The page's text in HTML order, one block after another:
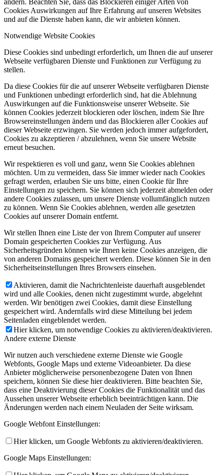
ändern. Beachten Sie, dass das Blockieren einiger Arten von
Cookies Auswirkungen auf Ihre Erfahrung auf unseren Websites
und auf die Dienste haben kann, die wir anbieten können.
Notwendige Website Cookies
Diese Cookies sind unbedingt erforderlich, um Ihnen die auf unserer
Webseite verfügbaren Dienste und Funktionen zur Verfügung zu
stellen.
Da diese Cookies für die auf unserer Webseite verfügbaren Dienste
und Funktionen unbedingt erforderlich sind, hat die Ablehnung
Auswirkungen auf die Funktionsweise unserer Webseite. Sie
können Cookies jederzeit blockieren oder löschen, indem Sie Ihre
Browsereinstellungen ändern und das Blockieren aller Cookies auf
dieser Webseite erzwingen. Sie werden jedoch immer aufgefordert,
Cookies zu akzeptieren / abzulehnen, wenn Sie unsere Website
erneut besuchen.
Wir respektieren es voll und ganz, wenn Sie Cookies ablehnen
möchten. Um zu vermeiden, dass Sie immer wieder nach Cookies
gefragt werden, erlauben Sie uns bitte, einen Cookie für Ihre
Einstellungen zu speichern. Sie können sich jederzeit abmelden oder
andere Cookies zulassen, um unsere Dienste vollumfänglich nutzen
zu können. Wenn Sie Cookies ablehnen, werden alle gesetzten
Cookies auf unserer Domain entfernt.
Wir stellen Ihnen eine Liste der von Ihrem Computer auf unserer
Domain gespeicherten Cookies zur Verfügung. Aus
Sicherheitsgründen können wie Ihnen keine Cookies anzeigen, die
von anderen Domains gespeichert werden. Diese können Sie in den
Sicherheitseinstellungen Ihres Browsers einsehen.
Aktivieren, damit die Nachrichtenleiste dauerhaft ausgeblendet
wird und alle Cookies, denen nicht zugestimmt wurde, abgelehnt
werden. Wir benötigen zwei Cookies, damit diese Einstellung
gespeichert wird. Andernfalls wird diese Mitteilung bei jedem
Seitenladen eingeblendet werden.
Hier klicken, um notwendige Cookies zu aktivieren/deaktivieren.
Andere externe Dienste
Wir nutzen auch verschiedene externe Dienste wie Google
Webfonts, Google Maps und externe Videoanbieter. Da diese
Anbieter möglicherweise personenbezogene Daten von Ihnen
speichern, können Sie diese hier deaktivieren. Bitte beachten Sie,
dass eine Deaktivierung dieser Cookies die Funktionalität und das
Aussehen unserer Webseite erheblich beeinträchtigen kann. Die
Änderungen werden nach einem Neuladen der Seite wirksam.
Google Webfont Einstellungen:
Hier klicken, um Google Webfonts zu aktivieren/deaktivieren.
Google Maps Einstellungen: